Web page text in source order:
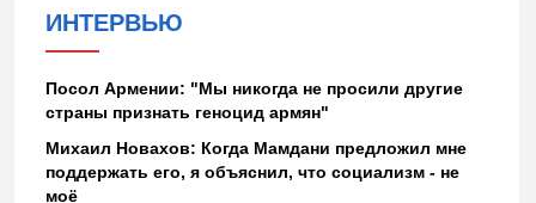
ИНТЕРВЬЮ
Посол Армении: "Мы никогда не просили другие
страны признать геноцид армян"
Михаил Новахов: Когда Мамдани предложил мне
поддержать его, я объяснил, что социализм - не
моё